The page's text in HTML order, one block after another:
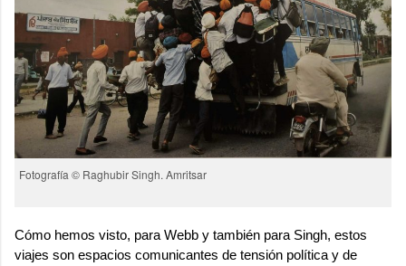
Fotografía © Raghubir Singh. Amritsar
Cómo hemos visto, para Webb y también para Singh, estos
viajes son espacios comunicantes de tensión política y de